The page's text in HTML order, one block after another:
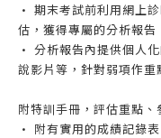
• 期末考試前利用網上
估，獲得專屬的分析報告
• 分析報告內提供個人
說影片等，針對弱項作重
附特訓手冊，評估重點
• 附有實用的成績記錄